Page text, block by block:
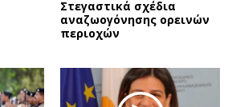
Στεγαστικά σχέδια
αναζωογόνησης ορεινών
περιοχών